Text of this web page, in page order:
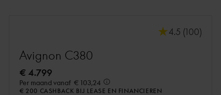
4.5 (100)
Avignon C380
€ 4.799
Per maand vanaf € 103,24
€ 200 CASHBACK BIJ LEASE EN FINANCIEREN